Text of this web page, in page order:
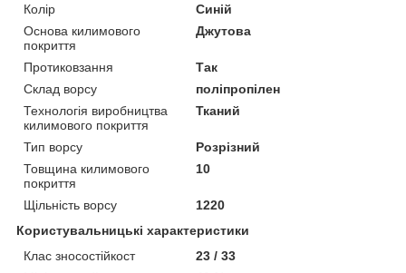
Колір
Синій
Основа килимового
покриття
Джутова
Протиковзання
Так
Склад ворсу
поліпропілен
Технологія виробництва
килимового покриття
Тканий
Тип ворсу
Розрізний
Товщина килимового
покриття
10
Щільність ворсу
1220
Користувальницькі характеристики
Клас зносостійкост
23 / 33